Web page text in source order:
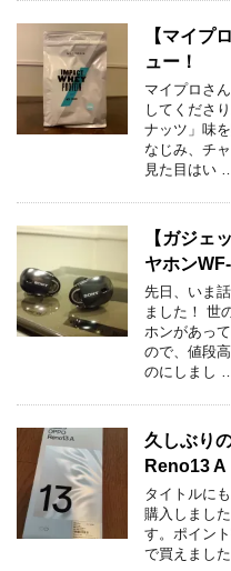
【マイプ
ュー！
マイプロさ
してくださ
ナッツ」味
なじみ、チ
見た目はい …
【ガジェ
ヤホン
先日、いま
ました！ 世
ホンがあっ
ので、値段
のにしまし …
久しぶり
Reno13 A
タイトルに
購入しまし
す。ポイン
で買えまし